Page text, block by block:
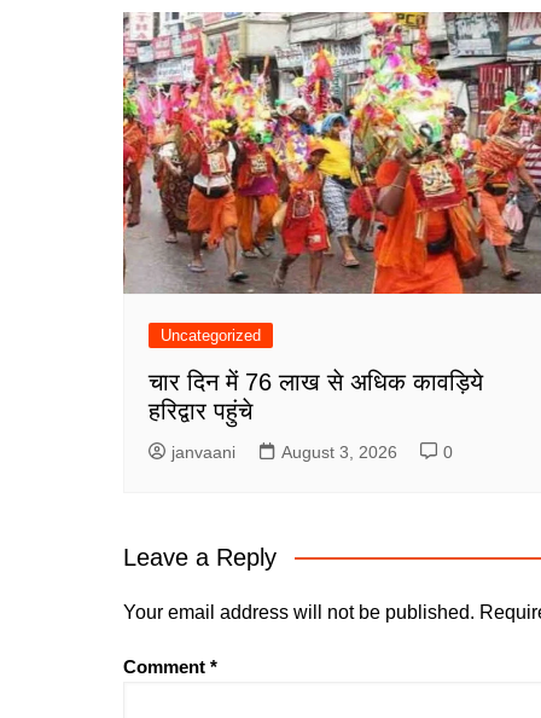
Uncategorized
चार दिन में 76 लाख से अधिक कावड़िये
हरिद्वार पहुंचे
janvaani August 3, 2026 0
Leave a Reply
Your email address will not be published.
Comment *